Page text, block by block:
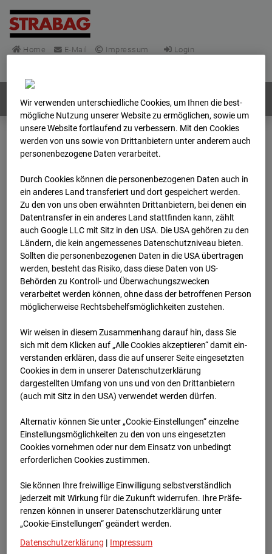
Home E-Mail Impressum
Login
Webcams: Alle Länder
Deutschland
Archiv
2025 12 01 10:01
BC-148 - BV-Frankfurt
EÜ Isenburger
Schneise (Cam 1)
Isenburger Schneise 40, 60528 Frankfurt
Archivdatum:01.12.2025 10:01,
Europe/Berlin
Wir verwenden unterschiedliche Cookies, um Ihnen die best­
mögliche Nutzung unserer Website zu ermöglichen, sowie um
unsere Website fortlaufend zu verbessern. Mit den Cookies
werden von uns sowie von Drittanbietern unter anderem auch
personenbezogene Daten verarbeitet.
Durch Cookies können die personenbezogenen Daten auch in
ein anderes Land transferiert und dort gespeichert werden.
Zu den von uns oben erwähnten Drittanbietern, bei denen ein
Datentransfer in ein anderes Land stattfinden kann, zählt
auch Google LLC mit Sitz in den USA. Die USA gehören zu den
Ländern, die kein angemessenes Datenschutzniveau bieten.
Sollten die personenbezogenen Daten in die USA übertragen
werden, besteht das Risiko, dass diese Daten von US-
Behörden zu Kontroll- und Überwachungszwecken
verarbeitet werden können, ohne dass der betroffenen Person
möglicherweise Rechtsbehelfsmöglichkeiten zustehen.
Wir weisen in diesem Zusammenhang darauf hin, dass Sie
sich mit dem Klicken auf „Alle Cookies akzeptieren“ damit ein­
ver­standen erklären, dass die auf unserer Seite eingesetzten
Cookies in dem in unserer Datenschutzerklärung
dargestellten Umfang von uns und von den Drittanbietern
(auch mit Sitz in den USA) verwendet werden dürfen.
Alternativ können Sie unter „Cookie-Einstellungen“ einzelne
Einstellungsmöglichkeiten zu den von uns eingesetzten
Cookies vornehmen oder nur dem Einsatz von unbedingt
erforderlichen Cookies zustimmen.
Sie können Ihre freiwillige Einwilligung selbstverständlich
jederzeit mit Wirkung für die Zukunft widerrufen. Ihre Prä­fe­
renzen können in unserer Datenschutzerklärung unter
„Cookie-Einstellungen“ geändert werden.
Datenschutzerklärung | Impressum